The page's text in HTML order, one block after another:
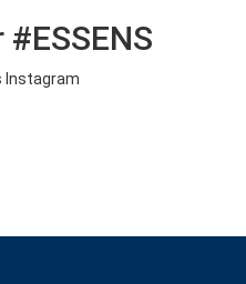
Instagram